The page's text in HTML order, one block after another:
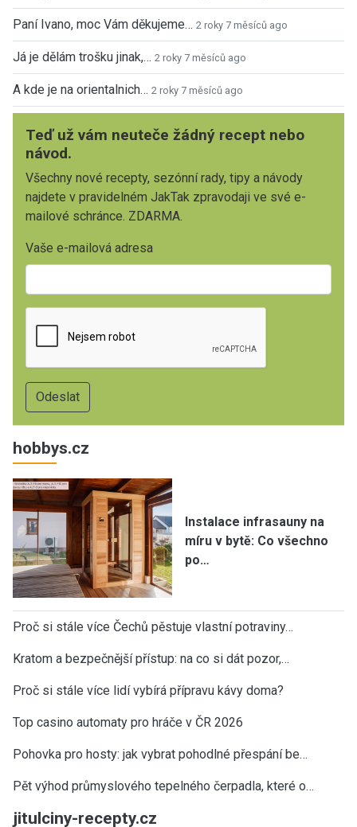
Paní Ivano, moc Vám děkujeme… 2 roky 7 měsíců ago
Já je dělám trošku jinak,… 2 roky 7 měsíců ago
A kde je na orientalnich… 2 roky 7 měsíců ago
Teď už vám neuteče žádný recept nebo
návod.
Všechny nové recepty, sezónní rady, tipy a návody
najdete v pravidelném JakTak zpravodaji ve své e-
mailové schránce. ZDARMA.
Vaše e-mailová adresa
hobbys.cz
Instalace infrasauny na
míru v bytě: Co všechno
po…
Proč si stále více Čechů pěstuje vlastní potraviny…
Kratom a bezpečnější přístup: na co si dát pozor,…
Proč si stále více lidí vybírá přípravu kávy doma?
Top casino automaty pro hráče v ČR 2026
Pohovka pro hosty: jak vybrat pohodlné přespání be…
Pět výhod průmyslového tepelného čerpadla, které o…
jitulciny-recepty.cz